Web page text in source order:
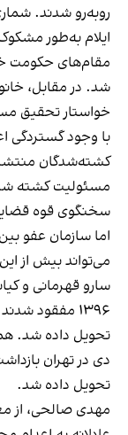
روبه‌رو شدند.
ایلام به‌طور
مقام‌های حکومت
شد. در مقابل،
خواستار تحقیق
با وجود گستردگی
کشته‌شدگان
مسئولیت کشته
اما سازمان عفو
می‌تواند بیش از
تحویل داده شد.
مهدی صالحی، از